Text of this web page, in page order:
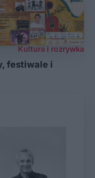
Kultura i rozrywka
festiwale i